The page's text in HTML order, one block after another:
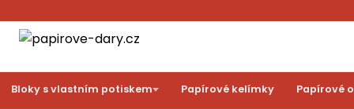
Bloky s vlastním potiskem Papírové kelímky Papírové